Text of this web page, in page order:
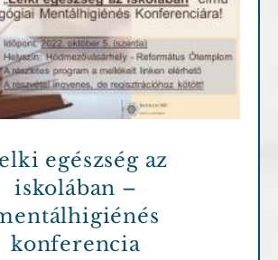
Archív cikkek
egészség az
iskolában –
konferencia